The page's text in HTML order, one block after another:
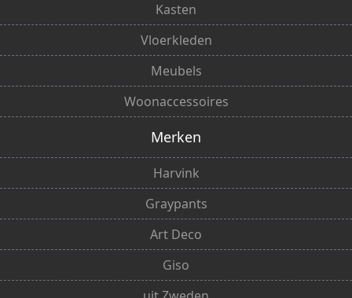
Kasten
Vloerkleden
Meubels
Woonaccessoires
Merken
Harvink
Graypants
Art Deco
Giso